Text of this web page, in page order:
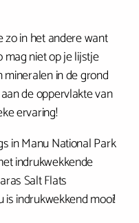
in het andere want
niet op je lijstje
in de grond
de oppervlakte van
ervaring!
in Manu National Park
indrukwekkende
Salt Flats
indrukwekkend mooi!